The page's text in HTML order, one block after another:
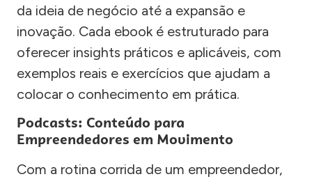
da ideia de negócio até a expansão e
inovação. Cada ebook é estruturado para
oferecer insights práticos e aplicáveis, com
exemplos reais e exercícios que ajudam a
colocar o conhecimento em prática.
Podcasts: Conteúdo para
Empreendedores em Movimento
Com a rotina corrida de um empreendedor,